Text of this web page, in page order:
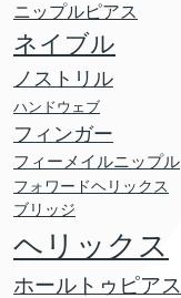
ニップルピアス
ネイブル
ノストリル
ハンドウェブ
フィンガー
フィーメイルニップル
フォワードヘリックス
ブリッジ
ヘリックス
ホールトゥピアス